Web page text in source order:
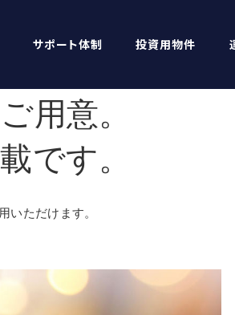
サポート体制 投資用物件
用意。
です。
ただけます。